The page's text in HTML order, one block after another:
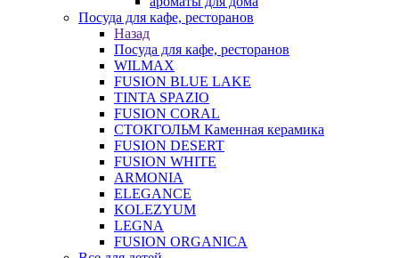
Посуда для кафе, ресторанов
Назад
Посуда для кафе, ресторанов
WILMAX
FUSION BLUE LAKE
TINTA SPAZIO
FUSION CORAL
СТОКГОЛЬМ Каменная керамика
FUSION DESERT
FUSION WHITE
ARMONIA
ELEGANCE
KOLEZYUM
LEGNA
FUSION ORGANICA